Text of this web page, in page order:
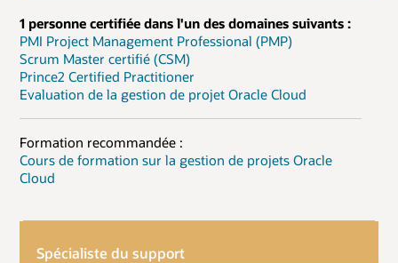
1 personne certifiée dans l'un des domaines suivants :
PMI Project Management Professional (PMP)
Scrum Master certifié (CSM)
Prince2 Certified Practitioner
Evaluation de la gestion de projet Oracle Cloud
Formation recommandée :
Cours de formation sur la gestion de projets Oracle
Cloud
Spécialiste du support